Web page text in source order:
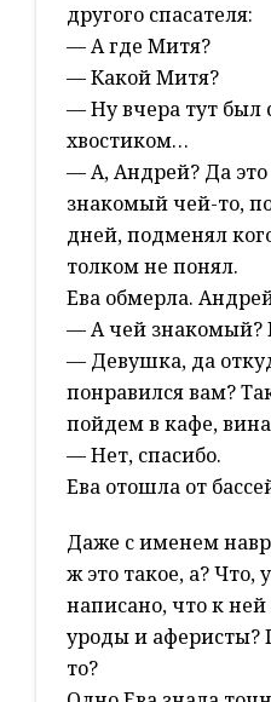
другого спасателя:
— А где Митя?
— Какой Митя?
— Ну вчера тут был
хвостиком…
— А, Андрей? Да это
знакомый чей-то,
дней, подменял
толком не понял.
Ева обмерла.
— А чей знакомый?
— Девушка, да
понравился вам?
пойдем в кафе,
— Нет, спасибо.
Ева отошла от
Даже с именем
ж это такое, а? Что,
написано, что к
уроды и аферисты?
то?